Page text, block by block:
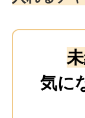
気に